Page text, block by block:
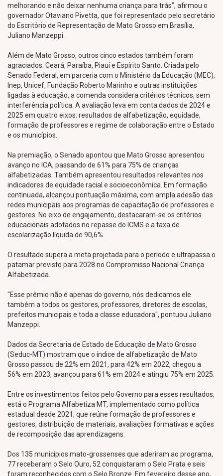
melhorando e não deixar nenhuma criança para trás”, afirmou o
governador Otaviano Pivetta, que foi representado pelo secretário
do Escritório de Representação de Mato Grosso em Brasília,
Juliano Manzeppi.
Além de Mato Grosso, outros cinco estados também foram
agraciados: Ceará, Paraíba, Piauí e Espírito Santo. Criada pelo
Senado Federal, em parceria com o Ministério da Educação (MEC),
Inep, Unicef, Fundação Roberto Marinho e outras instituições
ligadas à educação, a comenda considera critérios técnicos, sem
interferência política. A avaliação leva em conta dados de 2024 e
2025 em quatro eixos: resultados de alfabetização, equidade,
formação de professores e regime de colaboração entre o Estado
e os municípios.
Na premiação, o Senado apontou que Mato Grosso apresentou
avanço no ICA, passando de 61% para 75% de crianças
alfabetizadas. Também apresentou resultados relevantes nos
indicadores de equidade racial e socioeconômica. Em formação
continuada, alcançou pontuação máxima, com ampla adesão das
redes municipais aos programas de capacitação de professores e
gestores. No eixo de engajamento, destacaram-se os critérios
educacionais adotados no repasse do ICMS e a taxa de
escolarização líquida de 90,6%.
O resultado supera a meta projetada para o período e ultrapassa o
patamar previsto para 2028 no Compromisso Nacional Criança
Alfabetizada.
"Esse prêmio não é apenas do governo, nós dedicamos ele
também a todos os gestores, professores, diretores de escolas,
prefeitos municipais e toda a classe educadora", pontuou Juliano
Manzeppi.
Dados da Secretaria de Estado de Educação de Mato Grosso
(Seduc-MT) mostram que o índice de alfabetização de Mato
Grosso passou de 22% em 2021, para 42% em 2022, chegou a
56% em 2023, avançou para 61% em 2024 e atingiu 75% em 2025.
Entre os investimentos feitos pelo Governo para esses resultados,
está o Programa Alfabetiza MT, implementado como política
estadual desde 2021, que reúne formação de professores e
gestores, distribuição de materiais, avaliações formativas e ações
de recomposição das aprendizagens.
Dos 135 municípios mato-grossenses que aderiram ao programa,
77 receberam o Selo Ouro, 52 conquistaram o Selo Prata e seis
foram reconhecidos com o Selo Bronze. Em fevereiro desse ano,